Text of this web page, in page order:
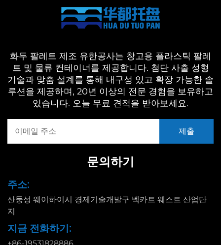
화두 팔레트 제조 유한공사는 창고용 플라스틱 팔레
트 및 물류 컨테이너를 제공합니다. 첨단 사출 성형
기술과 맞춤 설계를 통해 내구성 있고 확장 가능한 솔
루션을 제공하며, 20년 이상의 전문 경험을 보유하고
있습니다. 오늘 무료 견적을 받아보세요.
문의하기
주소:
산둥성 웨이하이시 경제기술개발구 벡카트 웨스트 산업단
지
지금 전화하기:
+86-19531828886